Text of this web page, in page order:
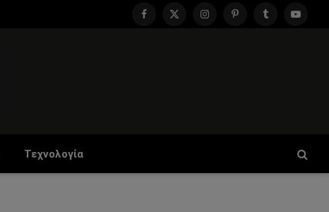
Facebook
X
InstagramPinterestTumblr
Τεχνολογία